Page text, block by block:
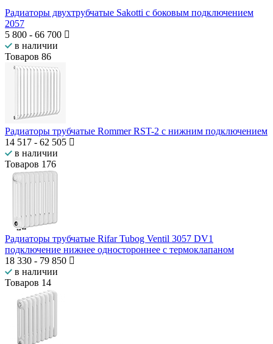
Радиаторы двухтрубчатые Sakotti с боковым подключением
2057
5 800 - 66 700
в наличии
Товаров 86
Радиаторы трубчатые Rommer RST-2 c нижним подключением
14 517 - 62 505
в наличии
Товаров 176
Радиаторы трубчатые Rifar Tubog Ventil 3057 DV1
подключение нижнее одностороннее с термоклапаном
18 330 - 79 850
в наличии
Товаров 14